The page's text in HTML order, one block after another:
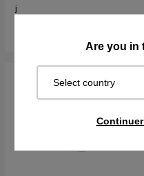
Are you in
Select country
j